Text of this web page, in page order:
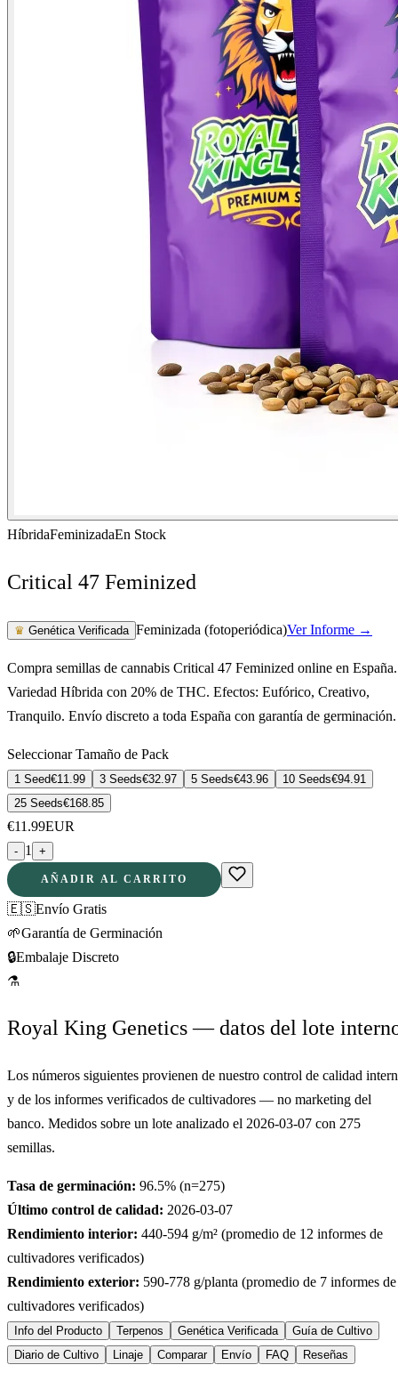
HíbridaFeminizadaEn Stock
Critical 47 Feminized
♛ Genética Verificada Feminizada (fotoperiódica)Ver Informe →
Compra semillas de cannabis Critical 47 Feminized online en España.
Variedad Híbrida con 20% de THC. Efectos: Eufórico, Creativo,
Tranquilo. Envío discreto a toda España con garantía de germinación.
Seleccionar Tamaño de Pack
1 Seed€11.99 3 Seeds€32.97 5 Seeds€43.96 10 Seeds€94.91
25 Seeds€168.85
€11.99EUR
- 1 +
AÑADIR AL CARRITO
🇪🇸Envío Gratis
🌱Garantía de Germinación
🔒Embalaje Discreto
⚗
Royal King Genetics — datos del lote
Los números siguientes provienen de nuestro control de calidad
y de los informes verificados de cultivadores — no marketing del
banco. Medidos sobre un lote analizado el 2026-03-07 con 275
semillas.
Tasa de germinación: 96.5% (n=275)
Último control de calidad: 2026-03-07
Rendimiento interior: 440-594 g/m² (promedio de 12 informes de
cultivadores verificados)
Rendimiento exterior: 590-778 g/planta (promedio de 7 informes de
cultivadores verificados)
Info del Producto Terpenos Genética Verificada
Guía de Cultivo
Diario de Cultivo
Linaje Comparar Envío FAQ Reseñas